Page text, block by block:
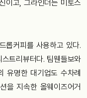
이고, 그라인더는 미토스
롭커피를 사용하고 있다.
트리뷰터다. 팀웬들보와
유명한 대기업도 수차례
을 지속한 올웨이즈어거